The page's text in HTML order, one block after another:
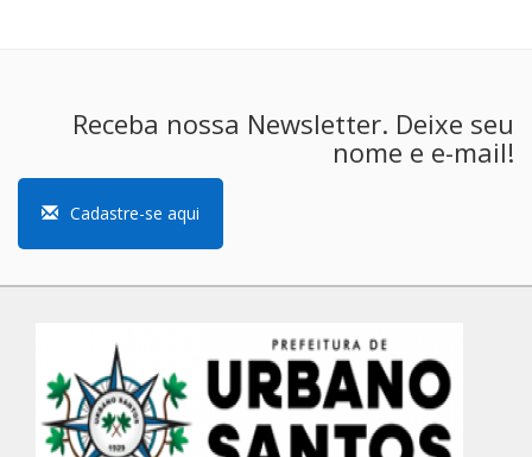
Receba nossa Newsletter. Deixe seu
nome e e-mail!
Cadastre-se aqui